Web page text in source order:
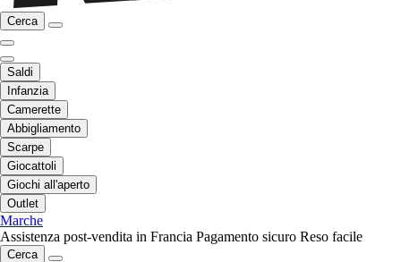
Cerca
Saldi
Infanzia
Camerette
Abbigliamento
Scarpe
Giocattoli
Giochi all'aperto
Outlet
Marche
Assistenza post-vendita in Francia Pagamento sicuro Reso facile
Cerca